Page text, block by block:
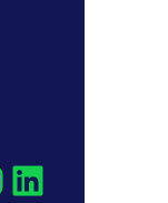
LinkedIn